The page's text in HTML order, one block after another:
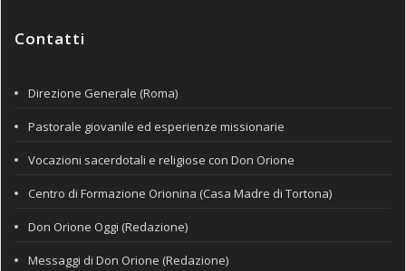
Contatti
Direzione Generale (Roma)
Pastorale giovanile ed esperienze missionarie
Vocazioni sacerdotali e religiose con Don Orione
Centro di Formazione Orionina (Casa Madre di Tortona)
Don Orione Oggi (Redazione)
Messaggi di Don Orione (Redazione)